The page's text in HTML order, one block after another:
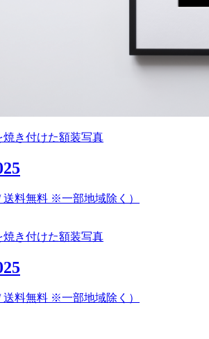
焼き付けた額装写真
送料無料 ※一部地域除く）
焼き付けた額装写真
送料無料 ※一部地域除く）